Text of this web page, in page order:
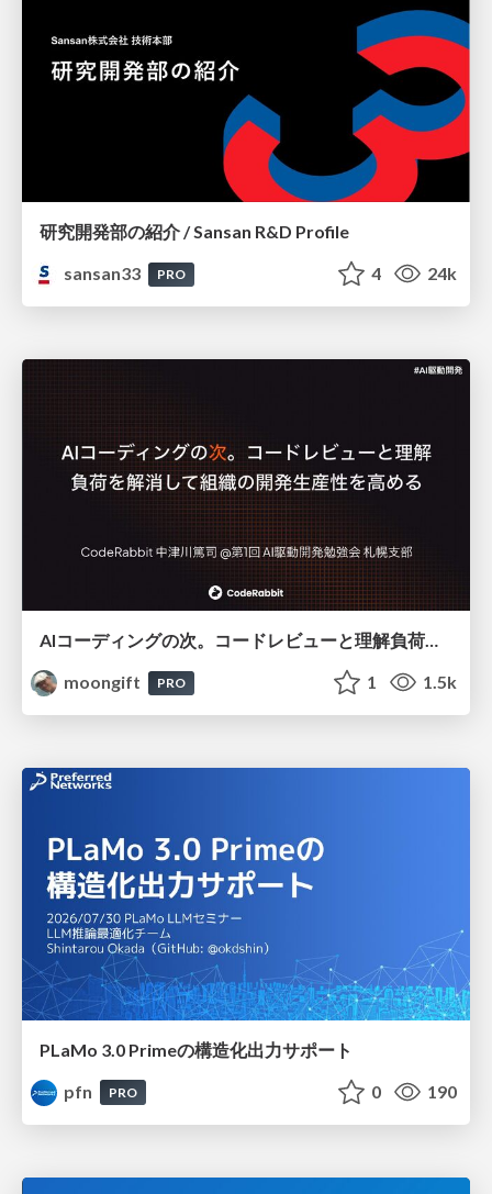
研究開発部の紹介 / Sansan R&D Profile
sansan33
PRO 4 24k
AIコーディングの次。コードレビューと理解負荷を解消して組織の開発生産性を高める
moongift
PRO 1 1.5k
PLaMo 3.0 Primeの構造化出力サポート
pfn
PRO 0 190